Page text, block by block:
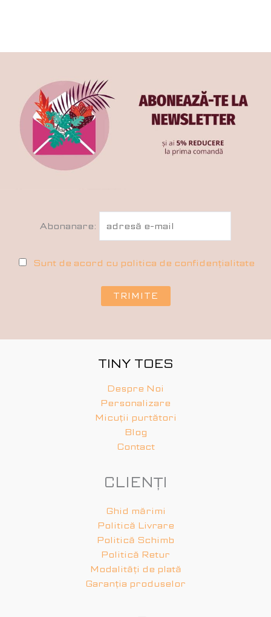
Abonanare:
Sunt de acord cu politica de confidențialitate
TINY TOES
Despre Noi
Personalizare
Micuții purtători
Blog
Contact
CLIENȚI
Ghid mărimi
Politică Livrare
Politică Schimb
Politică Retur
Modalități de plată
Garanția produselor